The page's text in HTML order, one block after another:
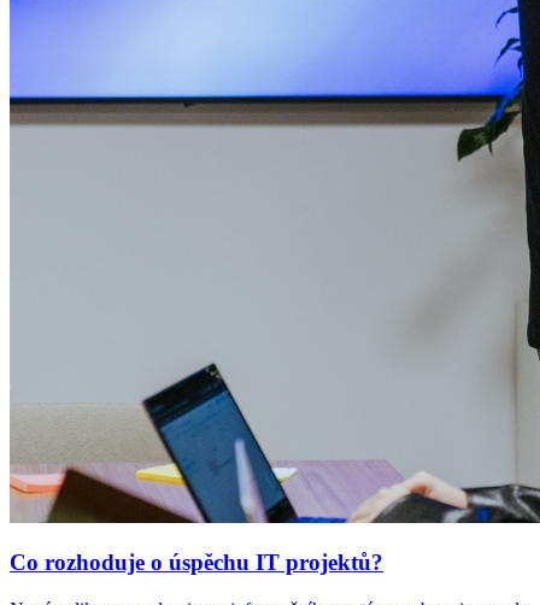
Co rozhoduje o úspěchu IT projektů?